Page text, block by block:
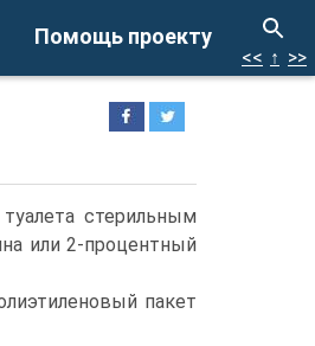
Помощь проекту
<< ↑ >>
стерильным
или 2-процентный
пакет